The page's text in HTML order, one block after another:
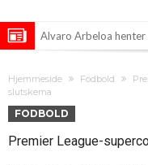
Alvaro Arbeloa henter
Sigte!
Real Madrid sætter en
Hjemmeside Fodbold
slutskema
FODBOLD
Premier League-